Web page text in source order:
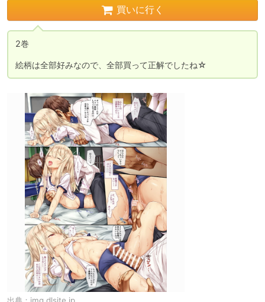
買いに行く
2巻
絵柄は全部好みなので、全部買って正解でしたね☆